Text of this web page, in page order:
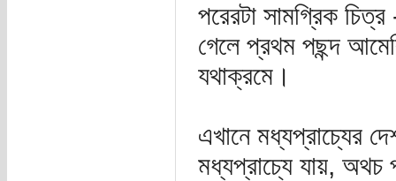
পরেরটা সামগ্রিক
গেলে প্রথম পছন্দ
যথাক্রমে।
এখানে মধ্যপ্রাচ্যের
মধ্যপ্রাচ্যে যায়, অথচ